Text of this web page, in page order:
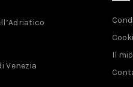
Venezia
Il